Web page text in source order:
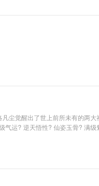
尘觉醒出了世上前所未有的两
运? 逆天悟性? 仙姿玉骨? 满级